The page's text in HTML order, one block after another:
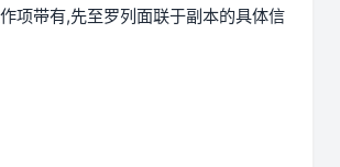
项带有,先至罗列面联于副本的具体信